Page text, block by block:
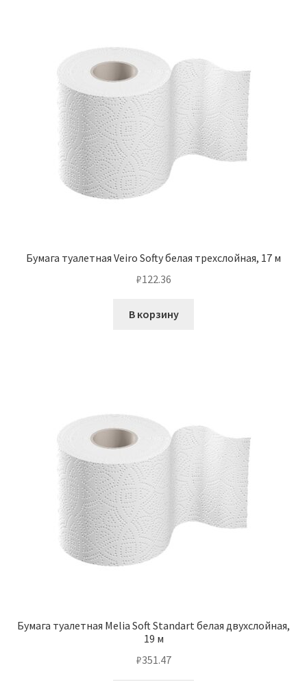
Бумага туалетная Veiro Softy белая трехслойная, 17 м
₽122.36
В корзину
Бумага туалетная Melia Soft Standart белая двухслойная,
19 м
₽351.47